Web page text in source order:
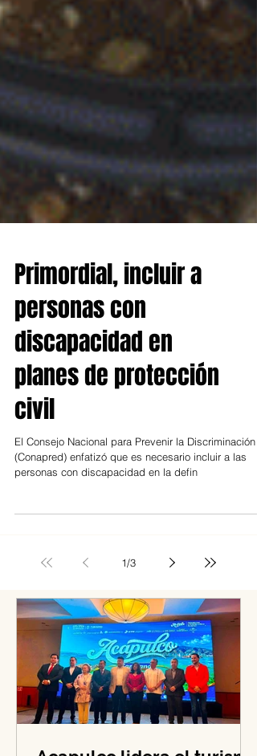
Primordial, incluir a
personas con
discapacidad en
planes de protección
civil
El Consejo Nacional para Prevenir la Discriminación
1/3